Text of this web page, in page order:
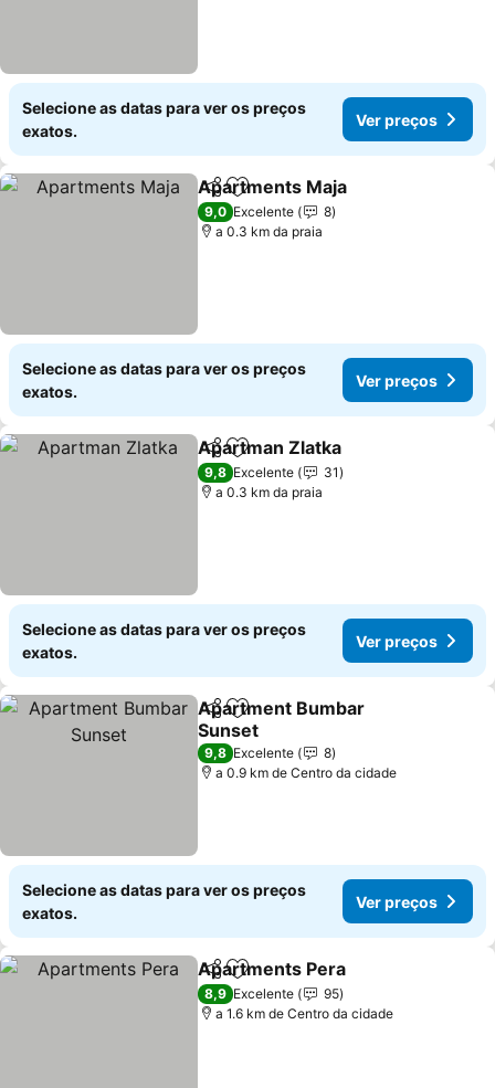
Selecione as datas para ver os preços
exatos.
Ver preços
PartilharAdicionar aos favoritos
Apartments Maja
9,0 Excelente
8
a 0.3 km da praia
Selecione as datas para ver os preços
exatos.
Ver preços
PartilharAdicionar aos favoritos
Apartman Zlatka
9,8 Excelente
31
a 0.3 km da praia
Selecione as datas para ver os preços
exatos.
Ver preços
PartilharAdicionar aos favoritos
Apartment Bumbar
Sunset
9,8 Excelente
8
a 0.9 km de Centro da cidade
Selecione as datas para ver os preços
exatos.
Ver preços
PartilharAdicionar aos favoritos
Apartments Pera
8,9 Excelente
95
a 1.6 km de Centro da cidade